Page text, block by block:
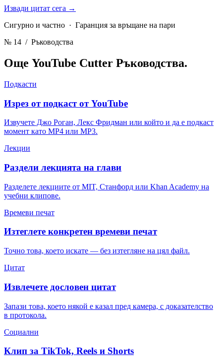
Извади цитат сега →
Сигурно и частно · Гаранция за връщане на пари
№ 14 / Ръководства
Още YouTube Cutter Ръководства.
Подкасти
Изрез от подкаст от YouTube
Извучете Джо Роган, Лекс Фридман или който и да е подкаст
момент като MP4 или MP3.
Лекции
Раздели лекцията на глави
Разделете лекциите от MIT, Станфорд или Khan Academy на
учебни клипове.
Времеви печат
Изтеглете конкретен времеви печат
Точно това, което искате — без изтегляне на цял файл.
Цитат
Извлечете дословен цитат
Запази това, което някой е казал пред камера, с доказателство
в протокола.
Социални
Клип за TikTok, Reels и Shorts